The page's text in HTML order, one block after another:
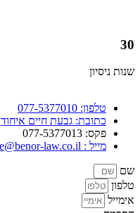
30
שנות ניסיון
טלפון: 077-5377010
כתובת: גבעת חיים איחוד
פקס: 077-5377013
מייל : office@benor-law.co.il
שם
טלפון
אימייל